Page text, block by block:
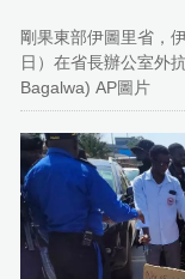
剛果東部伊圖里省，
日）在省長辦公室外
Bagalwa) AP圖片